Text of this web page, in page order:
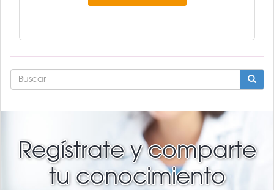
FORMULARIO
DE
Regístrate y comparte
tu conocimiento